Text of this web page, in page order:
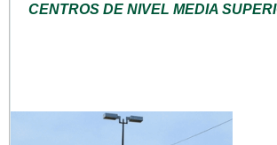
CENTROS DE NIVEL MEDIA